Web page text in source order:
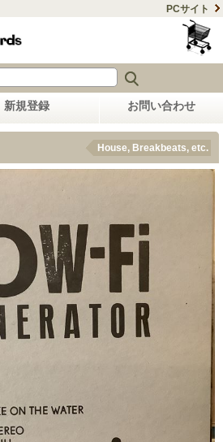
PCサイト
新規登録 お問い合わせ
House, Breakbeats, etc.